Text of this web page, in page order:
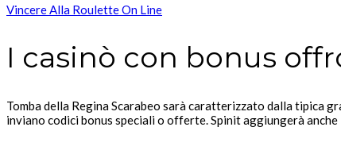
Vincere Alla Roulette On Line
I casinò con bonus
Tomba della Regina Scarabeo sarà caratterizzato dalla tipica
inviano codici bonus speciali o offerte. Spinit aggiungerà